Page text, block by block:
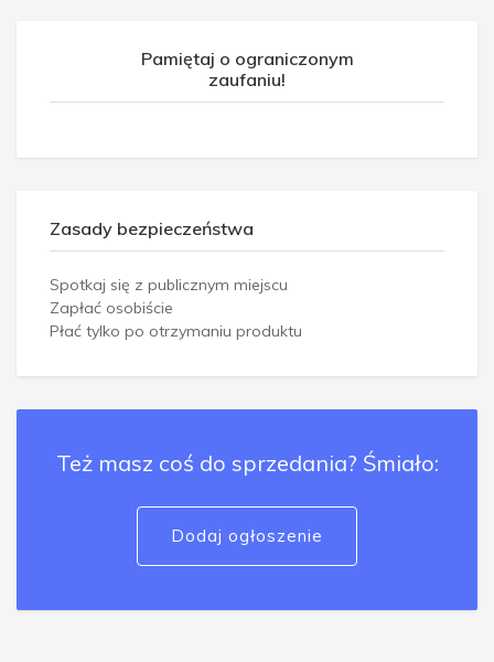
Pamiętaj o ograniczonym
zaufaniu!
Zasady bezpieczeństwa
Spotkaj się z publicznym miejscu
Zapłać osobiście
Płać tylko po otrzymaniu produktu
Też masz coś do sprzedania? Śmiało:
Dodaj ogłoszenie